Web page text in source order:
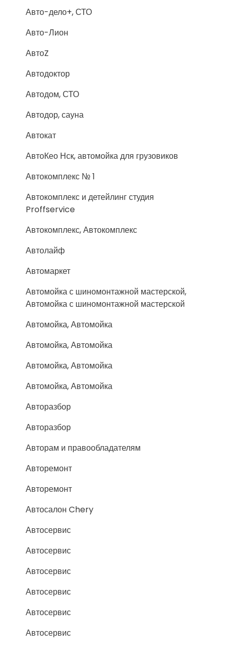
Авто-дело+, СТО
Авто-Лион
АвтоZ
Автодоктор
Автодом, СТО
Автодор, сауна
Автокат
АвтоКео Нск, автомойка для грузовиков
Автокомплекс № 1
Автокомплекс и детейлинг студия
Proffservice
Автокомплекс, Автокомплекс
Автолайф
Автомаркет
Автомойка с шиномонтажной мастерской,
Автомойка с шиномонтажной мастерской
Автомойка, Автомойка
Автомойка, Автомойка
Автомойка, Автомойка
Автомойка, Автомойка
Авторазбор
Авторазбор
Авторам и правообладателям
Авторемонт
Авторемонт
Автосалон Chery
Автосервис
Автосервис
Автосервис
Автосервис
Автосервис
Автосервис